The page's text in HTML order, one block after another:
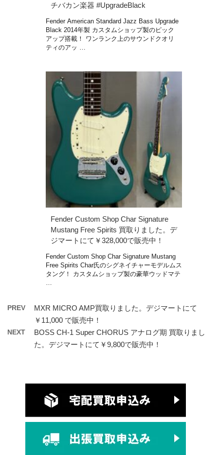
チバカン楽器 #UpgradeBlack
Fender American Standard Jazz Bass Upgrade
Black 2014年製 カスタムショップ製のピック
アップ搭載！ ワンランク上のサウンドクオリ
ティのアッ …
Fender Custom Shop Char Signature
Mustang Free Spirits 買取りました。デ
ジマートにて￥328,000で販売中！
Fender Custom Shop Char Signature Mustang
Free Spirits Char氏のシグネイチャーモデルムス
タング！ カスタムショップ製の豪華ウッドマテ
PREV
MXR MICRO AMP買取りました。デジマートにて
￥11,000 で販売中！
NEXT
BOSS CH-1 Super CHORUS アナログ期 買取りまし
た。デジマートにて￥9,800で販売中！